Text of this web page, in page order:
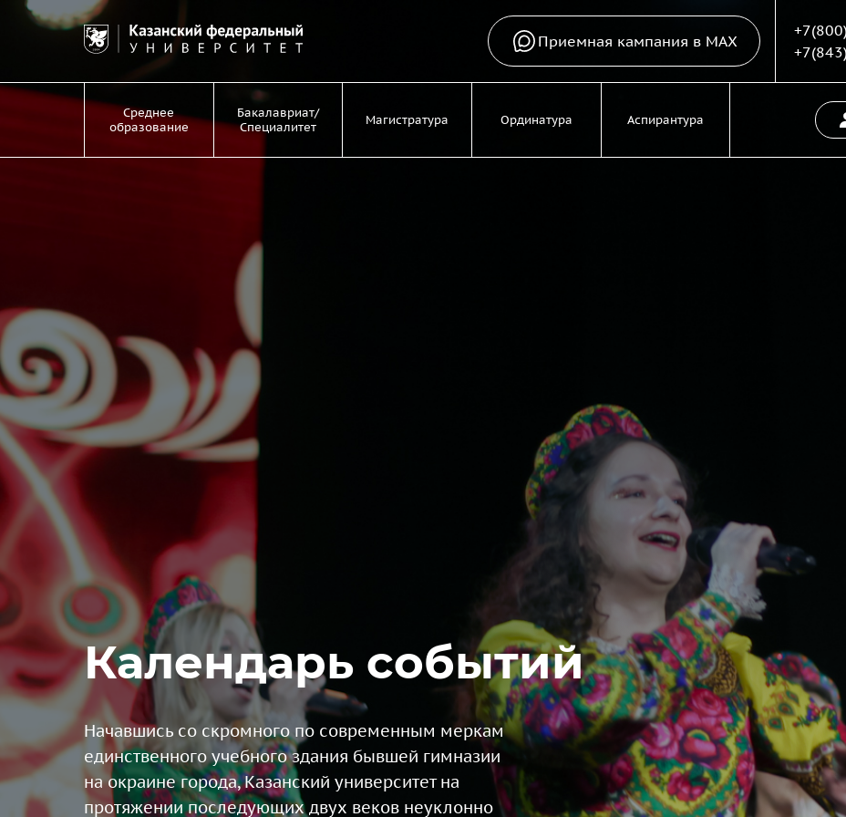
Приемная кампания в MAX
Среднее
образование
Бакалавриат/
Специалитет
Магистратура Ординатура Аспирантура
Календарь событий
Начавшись со скромного по современным меркам
единственного учебного здания бывшей гимназии
на окраине города, Казанский университет на
протяжении последующих двух веков неуклонно